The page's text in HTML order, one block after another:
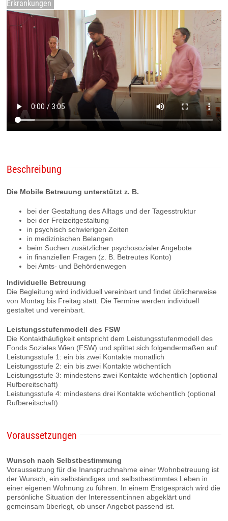
Erkrankungen
Beschreibung
Die Mobile Betreuung unterstützt z. B.
bei der Gestaltung des Alltags und der Tagesstruktur
bei der Freizeitgestaltung
in psychisch schwierigen Zeiten
in medizinischen Belangen
beim Suchen zusätzlicher psychosozialer Angebote
in finanziellen Fragen (z. B. Betreutes Konto)
bei Amts- und Behördenwegen
Individuelle Betreuung
Die Begleitung wird individuell vereinbart und findet üblicherweise
von Montag bis Freitag statt. Die Termine werden individuell
gestaltet und vereinbart.
Leistungsstufenmodell des FSW
Die Kontakthäufigkeit entspricht dem Leistungsstufenmodell des
Fonds Soziales Wien (FSW) und splittet sich folgendermaßen auf:
Leistungsstufe 1: ein bis zwei Kontakte monatlich
Leistungsstufe 2: ein bis zwei Kontakte wöchentlich
Leistungsstufe 3: mindestens zwei Kontakte wöchentlich (optional
Rufbereitschaft)
Leistungsstufe 4: mindestens drei Kontakte wöchentlich (optional
Rufbereitschaft)
Voraussetzungen
Wunsch nach Selbstbestimmung
Voraussetzung für die Inanspruchnahme einer Wohnbetreuung ist
der Wunsch, ein selbständiges und selbstbestimmtes Leben in
einer eigenen Wohnung zu führen. In einem Erstgespräch wird die
persönliche Situation der Interessent:innen abgeklärt und
gemeinsam überlegt, ob unser Angebot passend ist.